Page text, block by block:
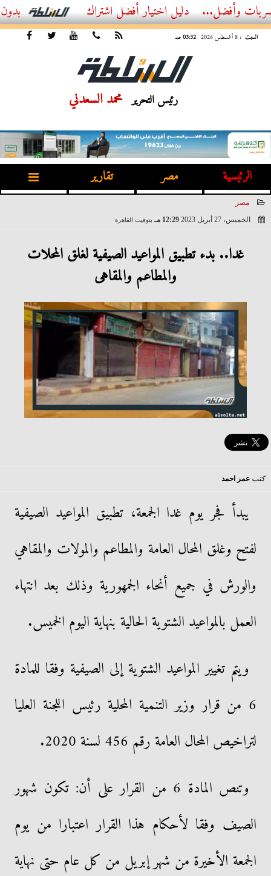
أفضل اشتراك IPTV بدون تقطيع 2026 – دليل المشاهد العصري
السبت ، 8 أغسطس 2026 03:32 صـ
رئيس التحرير محمد السعدني
الرئيسية مصر تقارير
مصر
الخميس، 27 أبريل 2023
12:29 مـ بتوقيت القاهرة
غدا.. بدء تطبيق المواعيد الصيفية لغلق المحلات
والمطاعم والمقاهى
كتب عمر احمد
يبدأ فجر يوم غدا الجمعة، تطبيق المواعيد الصيفية
لفتح وغلق المحال العامة والمطاعم والمولات والمقاهي
والورش في جميع أنحاء الجمهورية وذلك بعد انتهاء
العمل بالمواعيد الشتوية الحالية بنهاية اليوم الخميس.
ويتم تغيير المواعيد الشتوية إلى الصيفية وفقا للمادة
6 من قرار وزير التنمية المحلية رئيس اللجنة العليا
لتراخيص المحال العامة رقم 456 لسنة 2020.
وتنص المادة 6 من القرار على أن: تكون شهور
الصيف وفقا لأحكام هذا القرار اعتبارا من يوم
الجمعة الأخيرة من شهر إبريل من كل عام حتى نهاية